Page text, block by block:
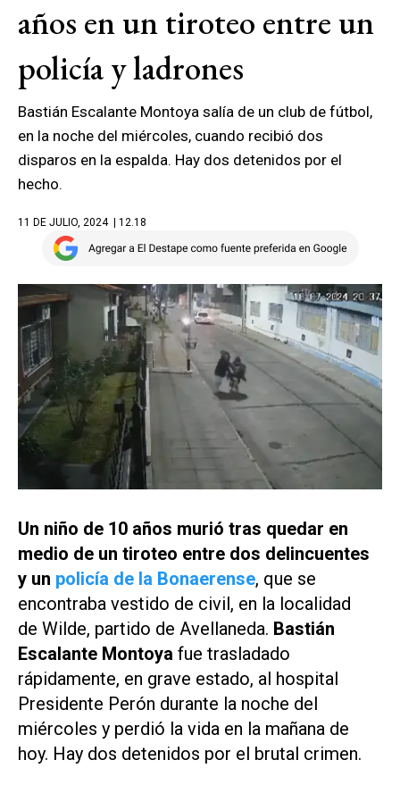
años en un tiroteo entre un
policía y ladrones
Bastián Escalante Montoya salía de un club de fútbol,
en la noche del miércoles, cuando recibió dos
disparos en la espalda. Hay dos detenidos por el
hecho.
11 DE JULIO, 2024 | 12.18
Un niño de 10 años murió tras quedar en
medio de un tiroteo entre dos delincuentes
y un policía de la Bonaerense, que se
encontraba vestido de civil, en la localidad
de Wilde, partido de Avellaneda. Bastián
Escalante Montoya fue trasladado
rápidamente, en grave estado, al hospital
Presidente Perón durante la noche del
miércoles y perdió la vida en la mañana de
hoy. Hay dos detenidos por el brutal crimen.